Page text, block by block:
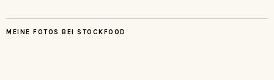
MEINE FOTOS BEI STOCKFOOD